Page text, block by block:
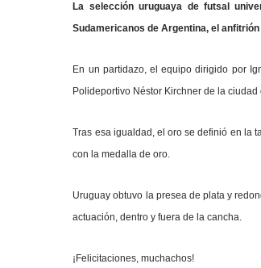
La selección uruguaya de futsal
Sudamericanos de Argentina, el
En un partidazo, el equipo dirigido por
Polideportivo Néstor Kirchner de la ciudad
Tras esa igualdad, el oro se definió en la
con la medalla de oro.
Uruguay obtuvo la presea de plata y
actuación, dentro y fuera de la cancha.
¡Felicitaciones, muchachos!